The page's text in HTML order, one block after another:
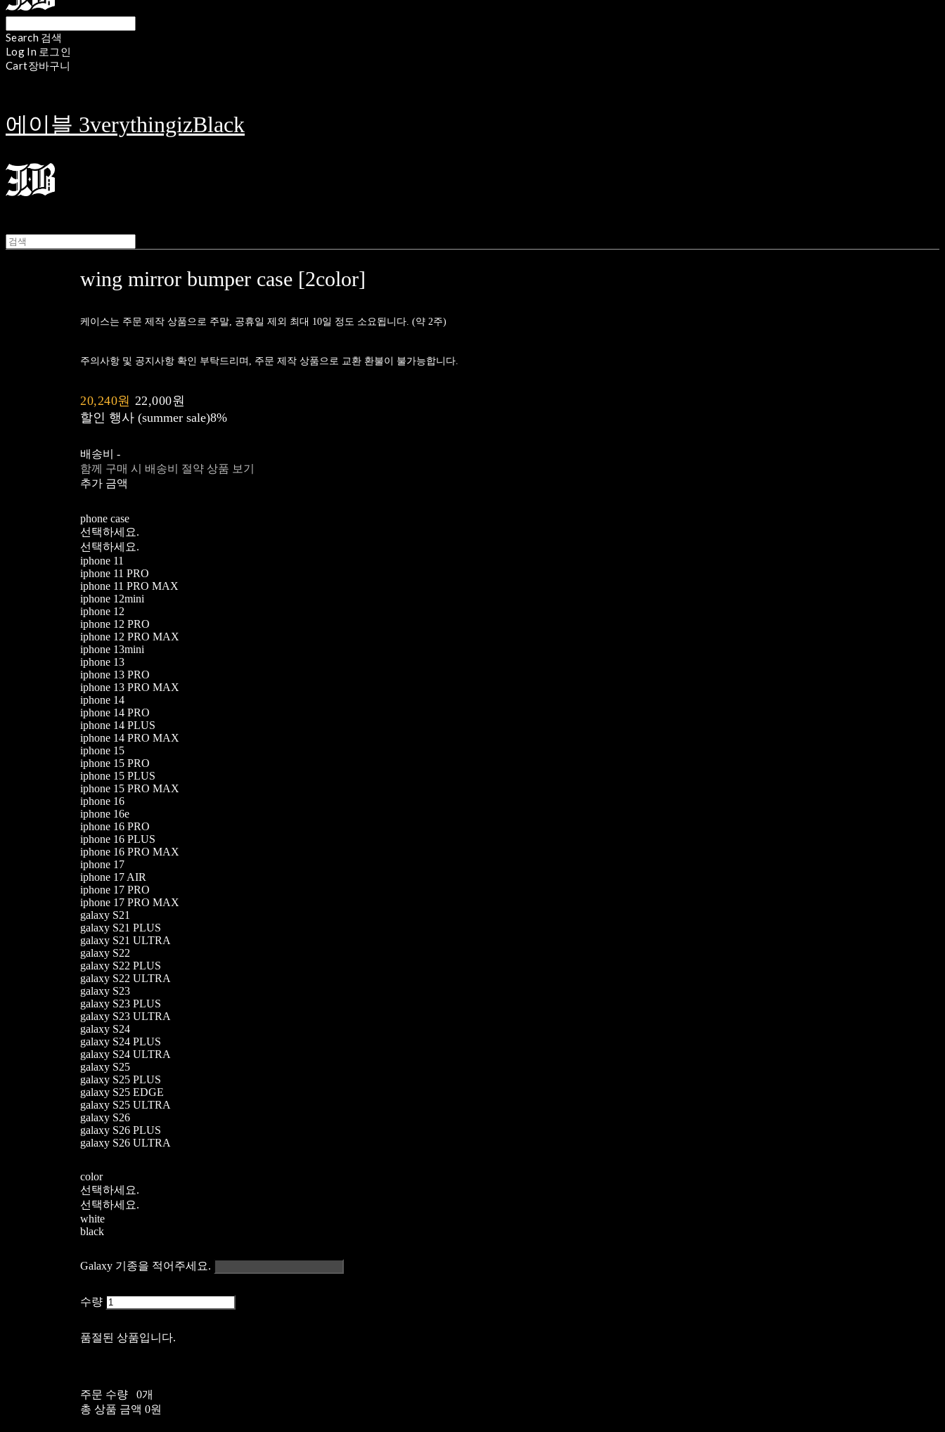
Search 검색
Log In 로그인
Cart장바구니
에이블 3verythingizBlack
wing mirror bumper case [2color]
케이스는 주문 제작 상품으로 주말, 공휴일 제외 최대 10일 정도 소요됩니다. (약 2주)
주의사항 및 공지사항 확인 부탁드리며, 주문 제작 상품으로 교환 환불이 불가능합니다.
20,240원 22,000원
할인 행사 (summer sale)8%
배송비-
함께 구매 시 배송비 절약 상품 보기
추가 금액
phone case
선택하세요.
선택하세요.
iphone 11
iphone 11 PRO
iphone 11 PRO MAX
iphone 12mini
iphone 12
iphone 12 PRO
iphone 12 PRO MAX
iphone 13mini
iphone 13
iphone 13 PRO
iphone 13 PRO MAX
iphone 14
iphone 14 PRO
iphone 14 PLUS
iphone 14 PRO MAX
iphone 15
iphone 15 PRO
iphone 15 PLUS
iphone 15 PRO MAX
iphone 16
iphone 16e
iphone 16 PRO
iphone 16 PLUS
iphone 16 PRO MAX
iphone 17
iphone 17 AIR
iphone 17 PRO
iphone 17 PRO MAX
galaxy S21
galaxy S21 PLUS
galaxy S21 ULTRA
galaxy S22
galaxy S22 PLUS
galaxy S22 ULTRA
galaxy S23
galaxy S23 PLUS
galaxy S23 ULTRA
galaxy S24
galaxy S24 PLUS
galaxy S24 ULTRA
galaxy S25
galaxy S25 PLUS
galaxy S25 EDGE
galaxy S25 ULTRA
galaxy S26
galaxy S26 PLUS
galaxy S26 ULTRA
color
선택하세요.
선택하세요.
white
black
Galaxy 기종을 적어주세요.
수량
품절된 상품입니다.
주문 수량
0개
총 상품 금액 0원